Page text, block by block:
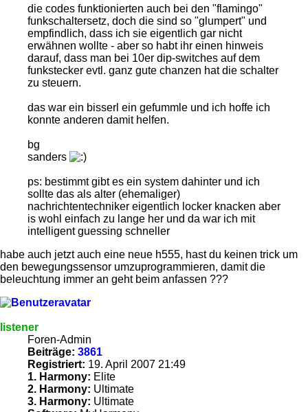
die codes funktionierten auch bei den "flamingo"
funkschaltersetz, doch die sind so "glumpert" und
empfindlich, dass ich sie eigentlich gar nicht
erwähnen wollte - aber so habt ihr einen hinweis
darauf, dass man bei 10er dip-switches auf dem
funkstecker evtl. ganz gute chanzen hat die schalter
zu steuern.
das war ein bisserl ein gefummle und ich hoffe ich
konnte anderen damit helfen.
bg
sanders
ps: bestimmt gibt es ein system dahinter und ich
sollte das als alter (ehemaliger)
nachrichtentechniker eigentlich locker knacken aber
is wohl einfach zu lange her und da war ich mit
intelligent guessing schneller
habe auch jetzt auch eine neue h555, hast du keinen trick um
den bewegungssensor umzuprogrammieren, damit die
beleuchtung immer an geht beim anfassen ???
listener
Foren-Admin
Beiträge: 3861
Registriert: 19. April 2007 21:49
1. Harmony: Elite
2. Harmony: Ultimate
3. Harmony: Ultimate